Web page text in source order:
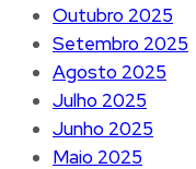
Outubro 2025
Setembro 2025
Agosto 2025
Julho 2025
Junho 2025
Maio 2025